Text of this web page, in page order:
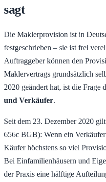
sagt
Die Maklerprovision ist in
festgeschrieben – sie ist frei
Auftraggeber können den
Maklervertrags grundsätzlich
2020 geändert hat, ist die Frage
und Verkäufer.
Seit dem 23. Dezember 2020
656c BGB): Wenn ein
Käufer höchstens so viel
Bei Einfamilienhäusern und
der Praxis eine hälftige